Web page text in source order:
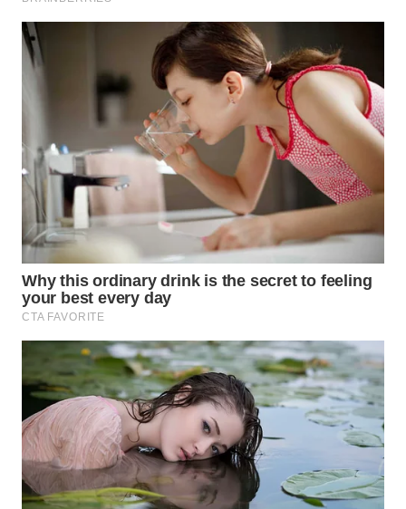
WAHANA
WAHANANEWS
WAHANANEWS
CO ID
WAHANANEWS
NET
WAHANA
SPORT
WAHANA
UMKM
WAHANA
SELEB